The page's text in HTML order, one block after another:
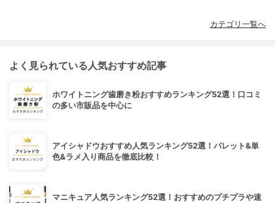
カテゴリ一覧へ
よく見られている人気おすすめ記事
ホワイトニング歯磨き粉おすすめランキング52選！口コミ
の多い市販品を中心に
アイシャドウおすすめ人気ランキング52選！パレット&単
色&ラメ入り商品を徹底比較！
マニキュア人気ランキング52選！おすすめのプチプラや速